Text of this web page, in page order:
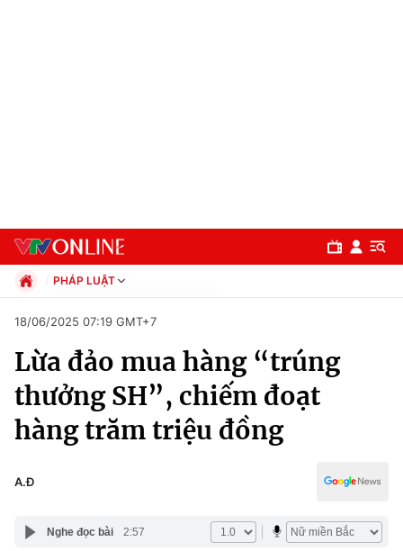
Chuyên mục
Chính trị
PHÁP LUẬT
Xã hội
Pháp luật
Thể thao
Truyền hình
Văn hóa - Giải trí
Giáo dục
18/06/2025 07:19 GMT+7
Lừa đảo mua hàng “trúng
thưởng SH”, chiếm đoạt
hàng trăm triệu đồng
A.Đ
Nghe đọc bài 2:57